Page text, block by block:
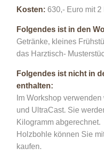
Kosten: 630,- Euro mit 2
Folgendes ist in den
Getränke, kleines
das Harztisch-
Folgendes ist nicht in
enthalten:
Im Workshop
und UltraCast. Sie
Kilogramm abgerechnet.
Holzbohle können Sie
kaufen.